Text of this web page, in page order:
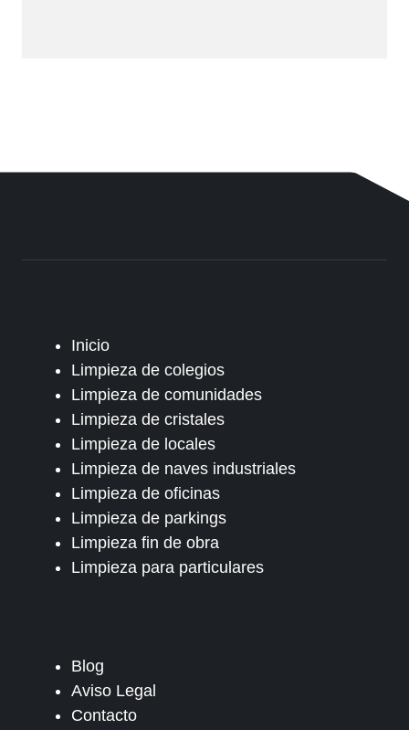
Inicio
Limpieza de colegios
Limpieza de comunidades
Limpieza de cristales
Limpieza de locales
Limpieza de naves industriales
Limpieza de oficinas
Limpieza de parkings
Limpieza fin de obra
Limpieza para particulares
Blog
Aviso Legal
Contacto